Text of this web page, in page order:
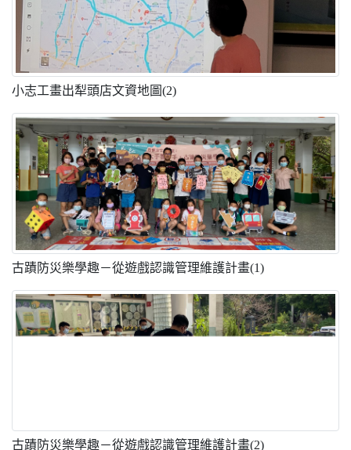
小志工畫出犁頭店文資地圖(2)
古蹟防災樂學趣－從遊戲認識管理維護計畫(1)
古蹟防災樂學趣－從遊戲認識管理維護計畫(2)